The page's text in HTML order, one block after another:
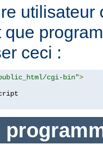
utilisateur
que
ceci :
cgi-bin">